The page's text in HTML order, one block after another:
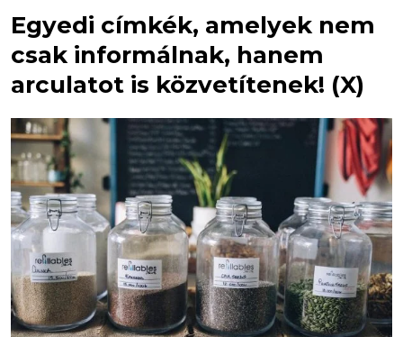
Egyedi címkék, amelyek nem
csak informálnak, hanem
arculatot is közvetítenek! (X)